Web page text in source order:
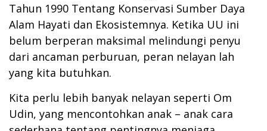
Tahun 1990 Tentang Konservasi Sumber Daya
Alam Hayati dan Ekosistemnya. Ketika UU ini
belum berperan maksimal melindungi penyu
dari ancaman perburuan, peran nelayan lah
yang kita butuhkan.
Kita perlu lebih banyak nelayan seperti Om
Udin, yang mencontohkan anak – anak cara